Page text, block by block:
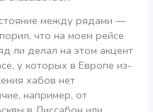
между рядами —
что на моем рейсе
ли делал на этом акцент
у которых в Европе из-
хабов нет
например, от